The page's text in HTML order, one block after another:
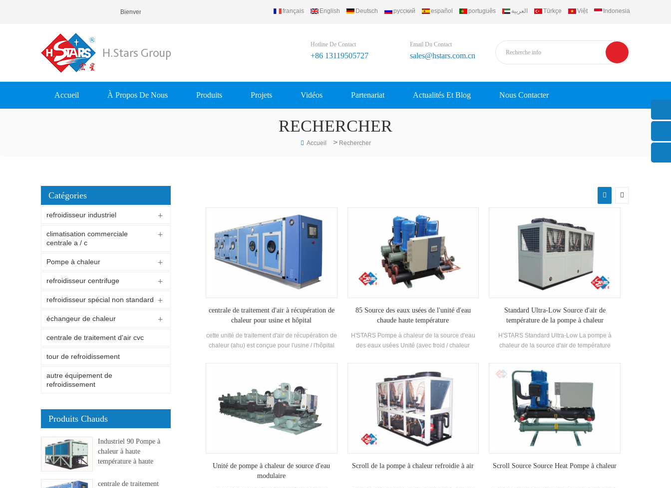
Bienvenue À H.Stars (Guangzhou) Refrigerating Equipment Group Ltd..
français English Deutsch русский español português العربية Türkçe Việt Indonesia
Hotline De Contact
+86 13119505727
Email Du Contact
sales@hstars.com.cn
Accueil À Propos De Nous Produits Projets Vidéos Partenariat Actualités Et Blog Nous Contacter
RECHERCHER
Accueil > Rechercher
centrale de traitement d'air à récupération de
chaleur pour usine et hôpital
cette unité de traitement d'air de récupération de
chaleur (ahu) est conçue pour l'usine / l'hôpital
chauffage, humidification, déshumidification et
85 Source des eaux usées de l'unité d'eau
chaude haute température
H'STARS Pompe à chaleur de la source d'eau
des eaux usées Unité (avec froid / chaleur
développé et fabriqué pour la salle de bain, une
piscine à ressorts chaude, une piscine et
d'autres baignades, extrayant la chaleur des
eaux usées domestiques, économiser de
l'énergie et protéger le Environnement.Energy
L'épargne est de 30% ~ 50% comparé à la
méthode de chauffage conventionnel, qui peut
réduire considérablement l'opération Coût.
Standard Ultra-Low Source d'air de
température de la pompe à chaleur
H'STARS Standard Ultra-Low La pompe à
chaleur de la source d'air de température
l'environnement de -25 ℃ ~ 43, en utilisant de
l'air comme source de chaleur, aucun polluants
n'est déchargé et 55 ° C L'eau chaude est
préparée pour répondre à la demande d'eau
chaude entre 35-55 ° c. Fonction de chauffage,
adaptée à l'alimentation en air direct ou au
rayonnement du sol Chauffage.
Unité de pompe à chaleur de source d'eau
modulaire
Scroll de la pompe à chaleur refroidie à air Scroll Source Source Heat Pompe à chaleur
Catégories
refroidisseur industriel
climatisation commerciale
centrale a / c
Pompe à chaleur
refroidisseur centrifuge
refroidisseur spécial non standard
échangeur de chaleur
centrale de traitement d'air cvc
tour de refroidissement
autre équipement de
refroidissement
Produits Chauds
Industriel 90 Pompe à
chaleur à haute
température à haute
centrale de traitement